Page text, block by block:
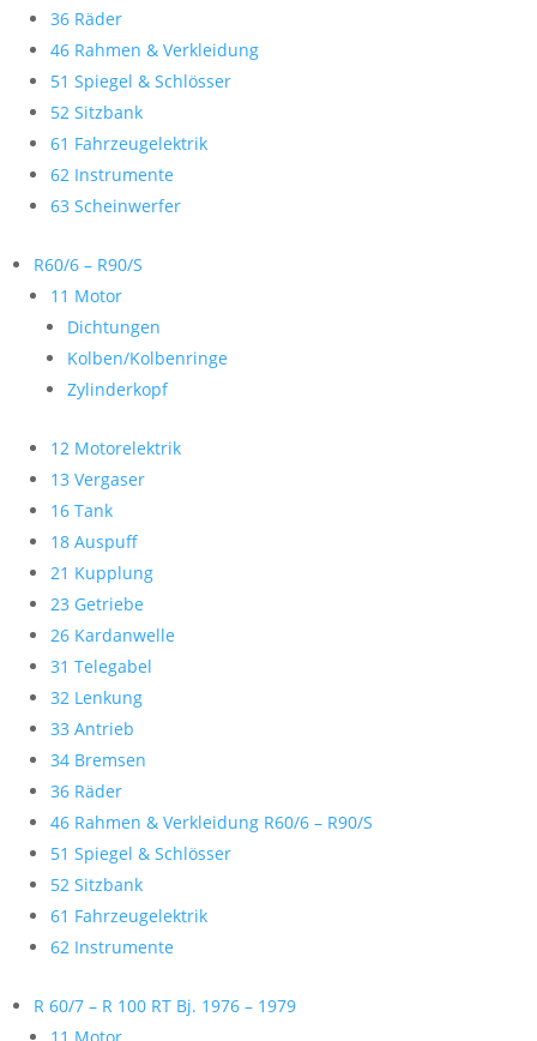
36 Räder
46 Rahmen & Verkleidung
51 Spiegel & Schlösser
52 Sitzbank
61 Fahrzeugelektrik
62 Instrumente
63 Scheinwerfer
R60/6 – R90/S
11 Motor
Dichtungen
Kolben/Kolbenringe
Zylinderkopf
12 Motorelektrik
13 Vergaser
16 Tank
18 Auspuff
21 Kupplung
23 Getriebe
26 Kardanwelle
31 Telegabel
32 Lenkung
33 Antrieb
34 Bremsen
36 Räder
46 Rahmen & Verkleidung R60/6 – R90/S
51 Spiegel & Schlösser
52 Sitzbank
61 Fahrzeugelektrik
62 Instrumente
R 60/7 – R 100 RT Bj. 1976 – 1979